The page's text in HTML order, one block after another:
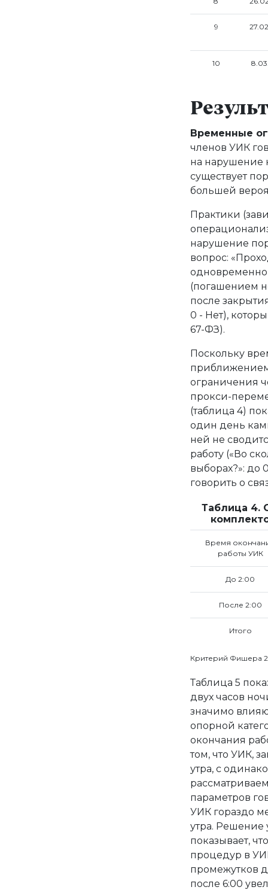
9
10
Временные
членов УИК
на нарушение
существует
большей
Практики
нарушение
вопрос:
(погашением
после
0 - Нет),
67-ФЗ).
Поскольку
приближением
ограничения
прокси-
(таблица 4)
один день
ней не
работу («Во
выборах?»: до
говорить о
Таблица 4.
Время
работы УИК
До 2:00
После 2:00
Итого
Критерий Фишера
Таблица 5
двух часов
значимо
опорной
окончания
том, что УИК,
утра, с
параметров
УИК гораздо
утра. Решение
показывает,
процедур в
промежутков
после 6:00